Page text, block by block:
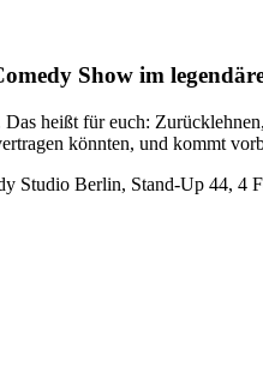
Show im
heißt für euch:
könnten, und kommt
Studio Berlin, Stand-Up 44, 4